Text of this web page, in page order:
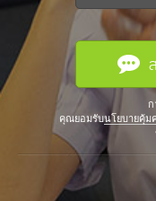
คุณยอมรับนโยบายคุ้ม